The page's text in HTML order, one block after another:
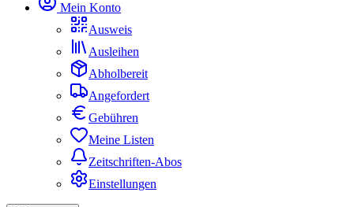
Mein Konto
Ausweis
Ausleihen
Abholbereit
Angefordert
Gebühren
Meine Listen
Zeitschriften-Abos
Einstellungen